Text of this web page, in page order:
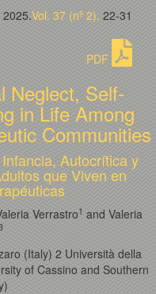
2025.Vol. 37 (nº 2). 22-31
PDF
Neglect, Self-
in Life Among
Communities
Autocrítica y
que Viven en
Verrastro1 and Valeria
(Italy) 2 Università della
of Cassino and Southern